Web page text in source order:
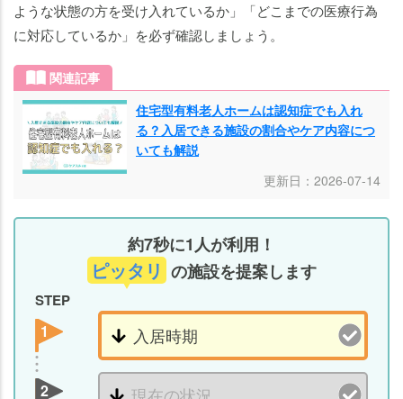
ような状態の方を受け入れているか」「どこまでの医療行為
に対応しているか」を必ず確認しましょう。
関連記事
住宅型有料老人ホームは認知症でも入れ
る？入居できる施設の割合やケア内容につ
いても解説
更新日：2026-07-14
約7秒に1人が利用！
ピッタリ の施設を提案します
STEP
1
2